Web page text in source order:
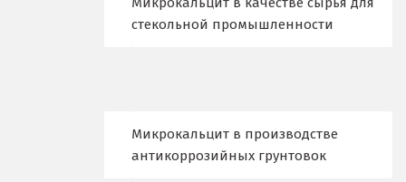
стекольной промышленности
Микрокальцит в производстве
антикоррозийных грунтовок